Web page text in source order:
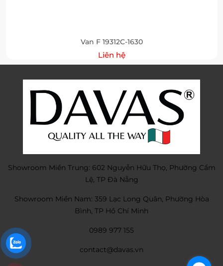
Van F 19312C-1630
Liên hệ
Showroom Miền Trung: 602 Nguyễn Hữu Thọ, Phường Cẩm
Lệ, TP Đà Nẵng
Showroom Miền Nam: 359 Lạc Long Quân, Phường Hòa
Bình, TP Hồ Chí Minh
0989 977 155
contact@davas.vn